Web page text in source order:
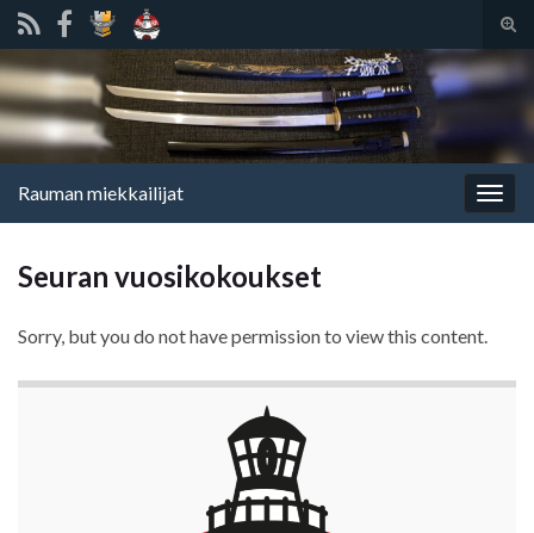
Search for:
Rauman miekkailijat
Seuran vuosikokoukset
Sorry, but you do not have permission to view this content.